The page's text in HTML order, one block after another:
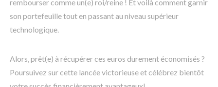
rembourser comme un(e) roi/reine ! Et voilà comment garnir
son portefeuille tout en passant au niveau supérieur
technologique.
Alors, prêt(e) à récupérer ces euros durement économisés ?
Poursuivez sur cette lancée victorieuse et célébrez bientôt